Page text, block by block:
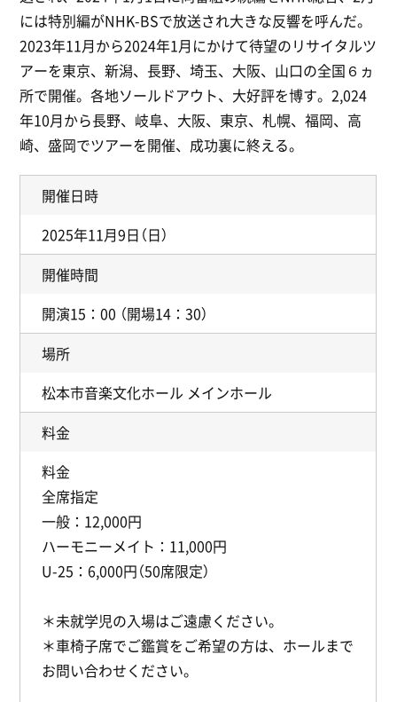
には特別編がNHK-BSで放送され大きな反響を呼んだ。
2023年11月から2024年1月にかけて待望のリサイタルツ
アーを東京、新潟、長野、埼玉、大阪、山口の全国６ヵ
所で開催。各地ソールドアウト、大好評を博す。2,024
年10月から長野、岐阜、大阪、東京、札幌、福岡、高
崎、盛岡でツアーを開催、成功裏に終える。
開催日時
2025年11月9日（日）
開催時間
開演15：00 （開場14：30）
場所
松本市音楽文化ホール メインホール
料金
料金
全席指定
一般：12,000円
ハーモニーメイト：11,000円
U-25：6,000円（50席限定）
＊未就学児の入場はご遠慮ください。
＊車椅子席でご鑑賞をご希望の方は、ホールまで
お問い合わせください。